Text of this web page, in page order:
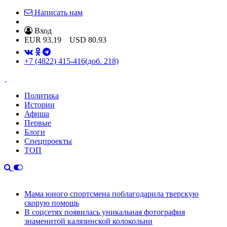
Написать нам
Вход
EUR 93.19 USD 80.93
+7 (4822) 415-416(доб. 218)
Политика
Истории
Афиша
Первые
Блоги
Спецпроекты
ТОП
Мама юного спортсмена поблагодарила тверскую
скорую помощь
В соцсетях появилась уникальная фотография
знаменитой калязинской колокольни